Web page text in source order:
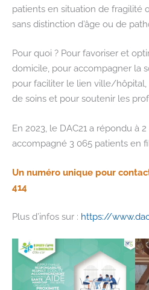
patients en situation de fragilité
sans distinction d’âge ou de
Pour quoi ? Pour favoriser et
domicile, pour accompagner la
pour faciliter le lien ville/
de soins et pour soutenir les
En 2023, le DAC21 a répondu à
accompagné 3 065 patients en
Un numéro unique pour
414
Plus d’infos sur : https://